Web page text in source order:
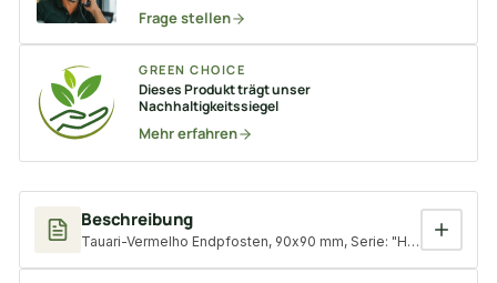
Beschreibung
Tauari-Vermelho Endpfosten, 90x90 mm, Serie: "Hamburg",
Frage stellen
GREEN CHOICE
Dieses Produkt trägt unser
Nachhaltigkeitssiegel
Mehr erfahren